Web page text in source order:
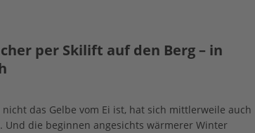
am Abend in Limburgerhof
ALLGEMEIN
Erdbebenhilfe in Syrien und der Türkei
per Skilift auf den Berg – in
das Gelbe vom Ei ist, hat sich mittlerweile auch
die beginnen angesichts wärmerer Winter